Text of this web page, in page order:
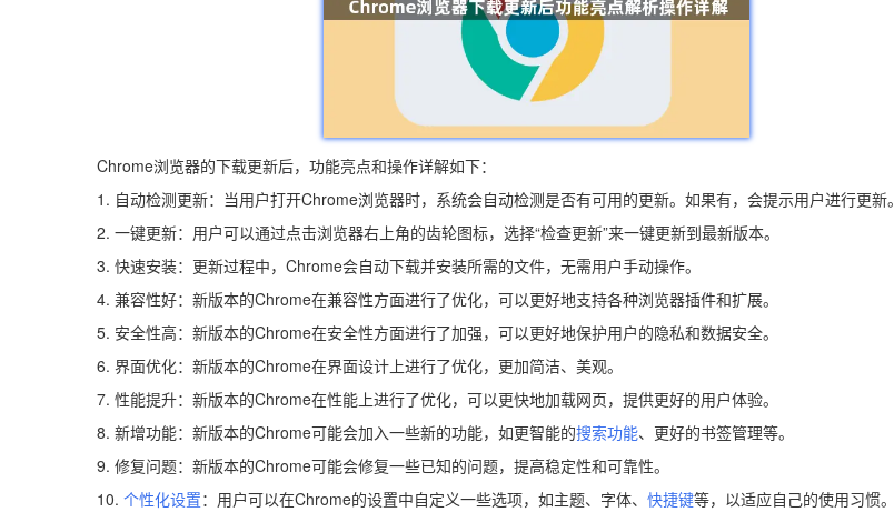
Chrome浏览器的下载更新后，功能亮点和操作详解如下：
1. 自动检测更新：当用户打开Chrome浏览器时，系统会自动检测是否有可用的更新。如果有，会提示用户进行更新。
2. 一键更新：用户可以通过点击浏览器右上角的齿轮图标，选择“检查更新”来一键更新到最新版本。
3. 快速安装：更新过程中，Chrome会自动下载并安装所需的文件，无需用户手动操作。
4. 兼容性好：新版本的Chrome在兼容性方面进行了优化，可以更好地支持各种浏览器插件和扩展。
5. 安全性高：新版本的Chrome在安全性方面进行了加强，可以更好地保护用户的隐私和数据安全。
6. 界面优化：新版本的Chrome在界面设计上进行了优化，更加简洁、美观。
7. 性能提升：新版本的Chrome在性能上进行了优化，可以更快地加载网页，提供更好的用户体验。
8. 新增功能：新版本的Chrome可能会加入一些新的功能，如更智能的搜索功能、更好的书签管理等。
9. 修复问题：新版本的Chrome可能会修复一些已知的问题，提高稳定性和可靠性。
10. 个性化设置：用户可以在Chrome的设置中自定义一些选项，如主题、字体、 快捷键等，以适应自己的使用习惯。